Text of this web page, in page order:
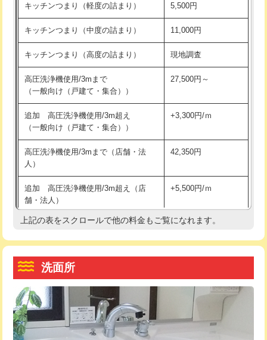
排水管工事（排水管工事/3ｍまで） 55,000円
排水管工事（追加 排水管工事/3ｍ超
+11,000円
マス交換（深さ50㎝未満）
マス交換（深さ50㎝以上） 66,000円
コンクリート斫り（厚さ10㎝まで）
コンクリート斫り（厚さ10㎝超え）
モルタル補修（厚さ10㎝まで） 27,500円
モルタル補修（厚さ10㎝超え） 38,500円
洗面台設置 38,500円
追加人工
廃棄・処分 現場見積
※給水管工事は20mmまでの価格です。
式・ワンホール）)
交換・取付(排水栓・排水トラップ
22,000円+材料費
持込商品取付（単水栓）
持込商品取付（混合水栓） 16,500円
給水管工事※（ホール加工)
給水管工事※（バンド止め) 3,300円
給水管工事※（支持金具設置) 5,500円
給水管工事※（保温材使用（バンド止
め込み）)
5,500円
給水管工事※（土の掘削・埋め戻し作
業)
11,000円
給水管工事※（塩ビ管（VP・HI）使
用/3ｍまで)
33,000円
キッチンつまり（軽度の詰まり） 5,500円
キッチンつまり（中度の詰まり） 11,000円
キッチンつまり（高度の詰まり） 現地調査
高圧洗浄機使用/3mまで
（一般向け（戸建て・集合））
27,500円～
追加 高圧洗浄機使用/3m超え
（一般向け（戸建て・集合））
+3,300円/ｍ
高圧洗浄機使用/3mまで（店舗・法
人）
42,350円
追加 高圧洗浄機使用/3m超え（店
舗・法人）
+5,500円/ｍ
高度高圧洗浄換 現地調査
トーラー機使用/3mまで
追加トーラー機使用/3m超え +3,300円
カメラ調査 33,000円
上記の表をスクロールで他の料金もご覧になれます。
洗面所